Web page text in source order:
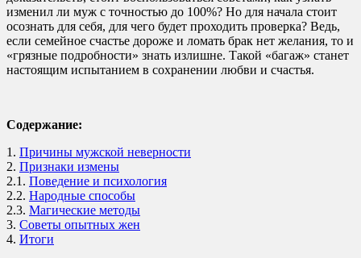
изменил ли муж с точностью до 100%? Но для начала стоит
осознать для себя, для чего будет проходить проверка? Ведь,
если семейное счастье дороже и ломать брак нет желания, то и
«грязные подробности» знать излишне. Такой «багаж» станет
настоящим испытанием в сохранении любви и счастья.
Содержание:
1. Причины мужской неверности
2. Признаки измены
2.1. Поведение и психология
2.2. Народные способы
2.3. Магические методы
3. Советы опытных жен
4. Итоги